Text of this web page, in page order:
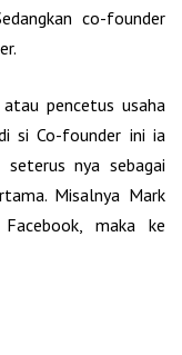
co-founder
pencetus usaha
si Co-founder ini ia
nya sebagai
Misalnya Mark
maka ke